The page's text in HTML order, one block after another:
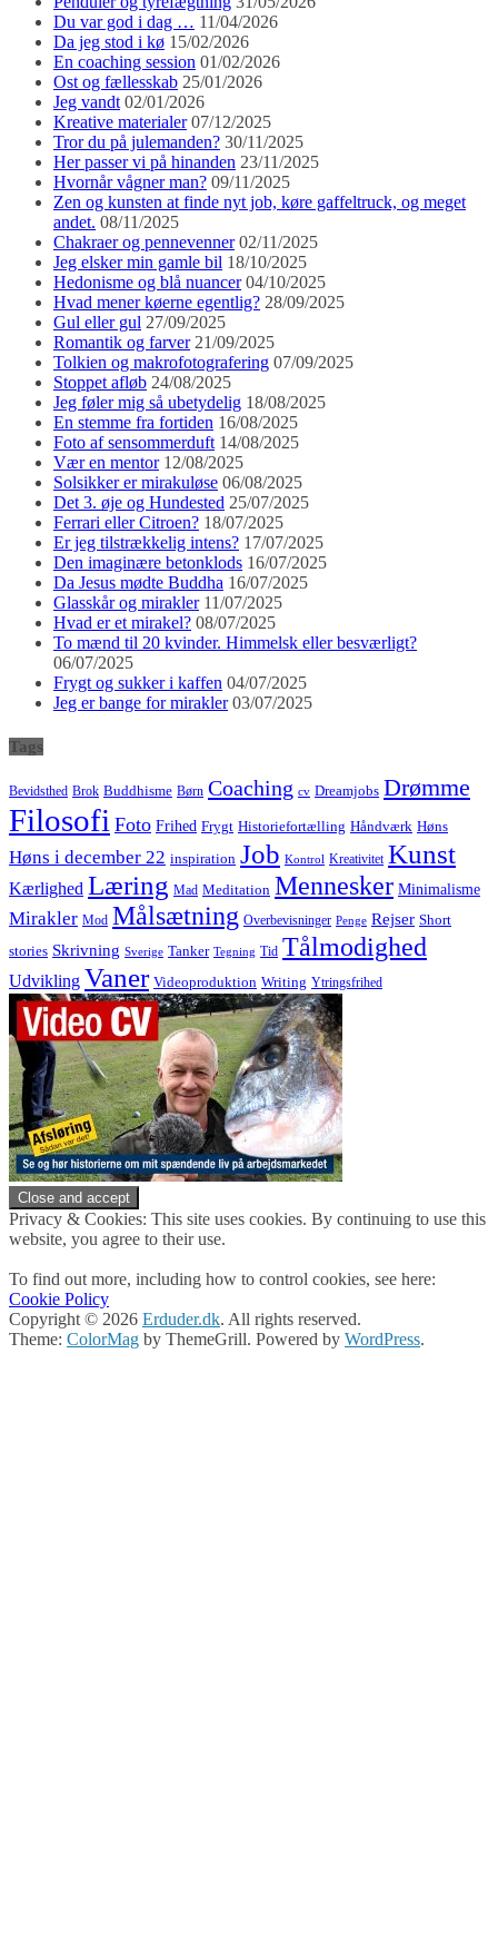
Du var god i dag … 11/04/2026
Da jeg stod i kø 15/02/2026
En coaching session 01/02/2026
Ost og fællesskab 25/01/2026
Jeg vandt 02/01/2026
Kreative materialer 07/12/2025
Tror du på julemanden? 30/11/2025
Her passer vi på hinanden 23/11/2025
Hvornår vågner man? 09/11/2025
Zen og kunsten at finde nyt job, køre gaffeltruck, og meget
andet. 08/11/2025
Chakraer og pennevenner 02/11/2025
Jeg elsker min gamle bil 18/10/2025
Hedonisme og blå nuancer 04/10/2025
Hvad mener køerne egentlig? 28/09/2025
Gul eller gul 27/09/2025
Romantik og farver 21/09/2025
Tolkien og makrofotografering 07/09/2025
Stoppet afløb 24/08/2025
Jeg føler mig så ubetydelig 18/08/2025
En stemme fra fortiden 16/08/2025
Foto af sensommerduft 14/08/2025
Vær en mentor 12/08/2025
Solsikker er mirakuløse 06/08/2025
Det 3. øje og Hundested 25/07/2025
Ferrari eller Citroen? 18/07/2025
Er jeg tilstrækkelig intens? 17/07/2025
Den imaginære betonklods 16/07/2025
Da Jesus mødte Buddha 16/07/2025
Glasskår og mirakler 11/07/2025
Hvad er et mirakel? 08/07/2025
To mænd til 20 kvinder. Himmelsk eller besværligt?
06/07/2025
Frygt og sukker i kaffen 04/07/2025
Jeg er bange for mirakler 03/07/2025
Tags
Bevidsthed Brok Buddhisme Børn Coaching cv Dreamjobs Drømme
Filosofi Foto Frihed Frygt Historiefortælling Håndværk Høns
Høns i december 22 inspiration Job Kontrol Kreativitet Kunst
Kærlighed Læring Mad Meditation Mennesker Minimalisme
Mirakler Mod Målsætning Overbevisninger Penge Rejser Short
stories Skrivning Sverige Tanker Tegning Tid Tålmodighed
Udvikling Vaner Videoproduktion Writing Ytringsfrihed
Privacy & Cookies: This site uses cookies. By continuing to use this
website, you agree to their use.
To find out more, including how to control cookies, see here:
Cookie Policy
Copyright © 2026 Erduder.dk. All rights reserved.
Theme: ColorMag by ThemeGrill. Powered by WordPress.